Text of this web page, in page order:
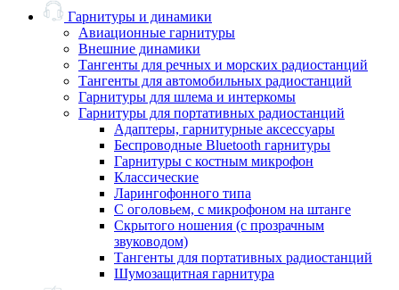
Гарнитуры и динамики
Авиационные гарнитуры
Внешние динамики
Тангенты для речных и морских радиостанций
Тангенты для автомобильных радиостанций
Гарнитуры для шлема и интеркомы
Гарнитуры для портативных радиостанций
Адаптеры, гарнитурные аксессуары
Беспроводные Bluetooth гарнитуры
Гарнитуры с костным микрофон
Классические
Ларингофонного типа
С оголовьем, с микрофоном на штанге
Скрытого ношения (с прозрачным
звуководом)
Тангенты для портативных радиостанций
Шумозащитная гарнитура